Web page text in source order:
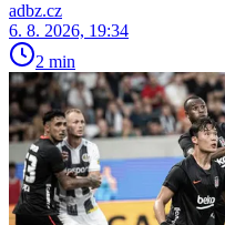
adbz.cz
6. 8. 2026, 19:34
2 min